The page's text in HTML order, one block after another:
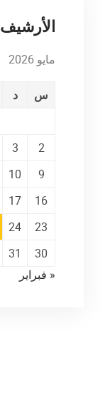
الأرشيف
مايو 2026
س د
2
3
9
10
16
17
23
24
30
31
« فبراير